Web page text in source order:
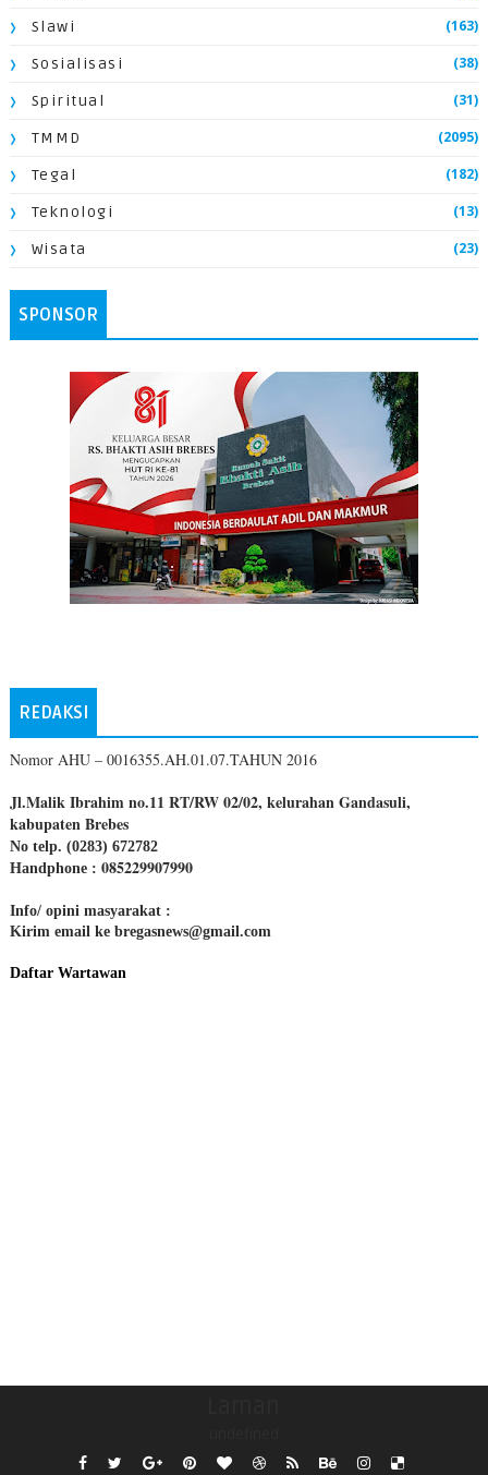
Slawi (163)
Sosialisasi (38)
Spiritual (31)
TMMD (2095)
Tegal (182)
Teknologi (13)
Wisata (23)
SPONSOR
REDAKSI
Nomor AHU – 0016355.AH.01.07.TAHUN 2016
Jl.Malik Ibrahim no.11 RT/RW 02/02, kelurahan Gandasuli,
kabupaten Brebes
No telp. (0283) 672782
Handphone : 085229907990
Info/ opini masyarakat :
Kirim email ke bregasnews@gmail.com
Daftar Wartawan